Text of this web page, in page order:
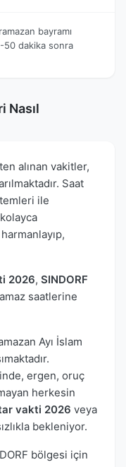
bayramı
50 dakika sonra
Nasıl
alınan vakitler,
Saat
ile
2026, SINDORF
saatlerine
Ayı İslam
ergen, oruç
herkesin
vakti 2026 veya
bekleniyor.
bölgesi için